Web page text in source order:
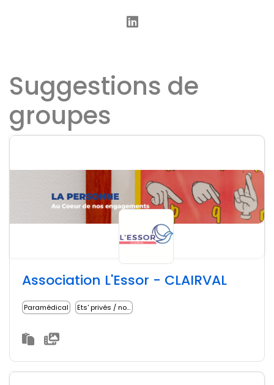
Suggestions de
groupes
Association L'Essor - CLAIRVAL
Paramédical Ets' privés / non lucratifs